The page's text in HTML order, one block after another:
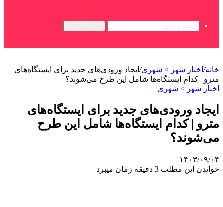
خانه/ اخبار شهر > شهری/ ایجاد ورودی‌های جدید برای ایستگاه‌های
مترو | کدام ایستگاه‌ها شامل این طرح می‌شوند؟
اخبار شهر > شهری
ایجاد ورودی‌های جدید برای ایستگاه‌های
مترو | کدام ایستگاه‌ها شامل این طرح
می‌شوند؟
۱۴۰۳/۰۹/۰۴
خواندن این مطلب 3 دقیقه زمان میبرد